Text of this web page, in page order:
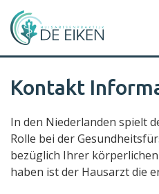
Kontakt
In den Niederlanden spielt
Rolle bei der
bezüglich Ihrer
haben ist der Hausarzt die